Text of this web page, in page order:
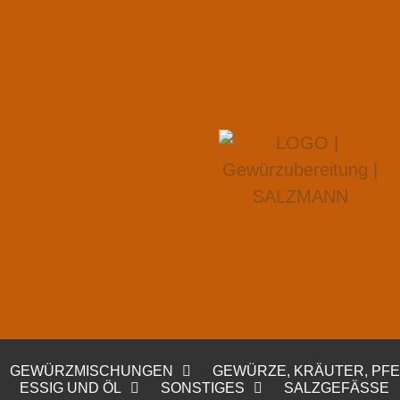
GEWÜRZMISCHUNGEN GEWÜRZE, KRÄUTER,
ESSIG UND ÖL
SONSTIGES SALZGEFÄSSE